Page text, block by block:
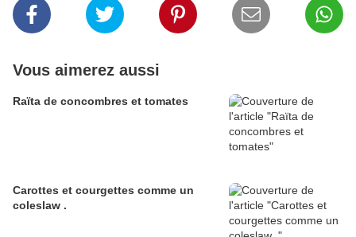
Vous aimerez aussi
Raïta de concombres et tomates
Carottes et courgettes comme un
coleslaw .